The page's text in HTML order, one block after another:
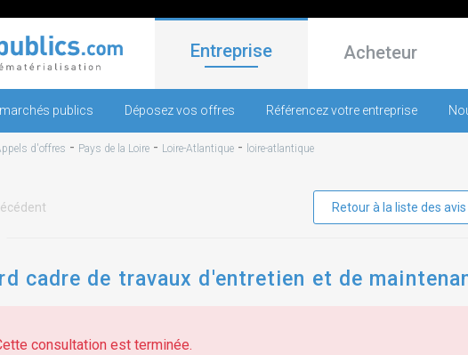
Entreprise Acheteur
publics Déposez vos offres Référencez votre entreprise
d'offres - Pays de la Loire - Loire-Atlantique - loire-atlantique
Retour à la liste des avis
cadre de travaux d'entretien et de
consultation est terminée.